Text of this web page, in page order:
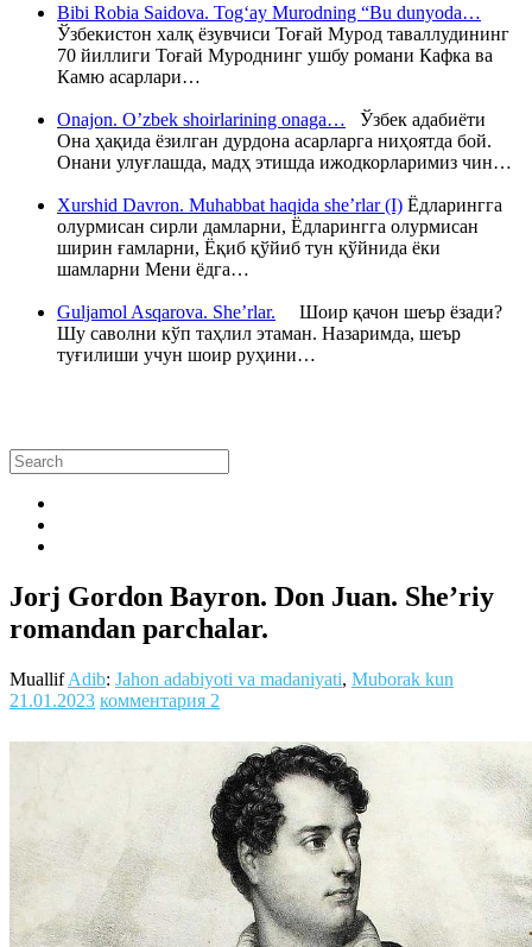
Bibi Robia Saidova. Tog‘ay Murodning “Bu dunyoda…
Ўзбекистон халқ ёзувчиси Тоғай Мурод таваллудининг
70 йиллиги Тоғай Муроднинг ушбу романи Кафка ва
Камю асарлари…
Onajon. O’zbek shoirlarining onaga… Ўзбек адабиёти
Она ҳақида ёзилган дурдона асарларга ниҳоятда бой.
Онани улуғлашда, мадҳ этишда ижодкорларимиз чин…
Xurshid Davron. Muhabbat haqida she’rlar (I) Ёдларингга
олурмисан сирли дамларни, Ёдларингга олурмисан
ширин ғамларни, Ёқиб қўйиб тун қўйнида ёки
шамларни Мени ёдга…
Guljamol Asqarova. She’rlar. Шоир қачон шеър ёзади?
Шу саволни кўп таҳлил этаман. Назаримда, шеър
туғилиши учун шоир руҳини…
Jorj Gordon Bayron. Don Juan. She’riy
romandan parchalar.
MuallifAdib: Jahon adabiyoti va madaniyati, Muborak kun
21.01.2023 комментария 2